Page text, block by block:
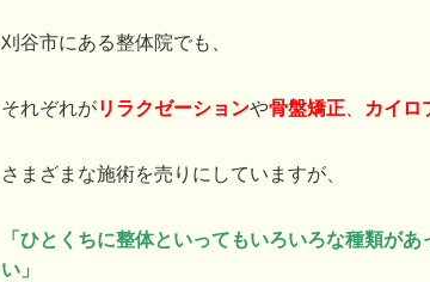
刈谷市にある整体院でも、
それぞれがリラクゼーションや骨盤矯正 カイロ
さまざまな施術を売りにしていますが、
「ひとくちに整体といってもいろいろな種類が
い」